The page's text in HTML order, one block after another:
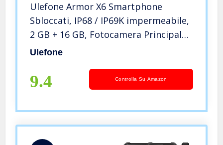
Ulefone Armor X6 Smartphone
Sbloccati, IP68 / IP69K impermeabile,
2 GB + 16 GB, Fotocamera Principale
da 8 MP, Fotocamera frontale da 5
– Arancio
Ulefone
9.4 Controlla Su Amazon